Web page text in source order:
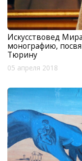
Искусствовед
монографию,
Тюрину
05 апреля 2018